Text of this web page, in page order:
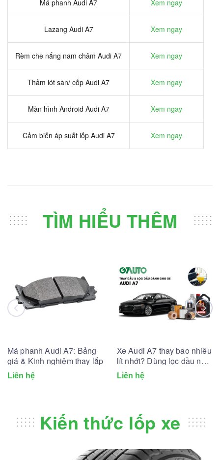
Má phanh Audi A7 Xem ngay
Lazang Audi A7 Xem ngay
Rèm che nắng nam châm Audi A7 Xem ngay
Thảm lót sàn/ cốp Audi A7 Xem ngay
Màn hình Android Audi A7 Xem ngay
Cảm biến áp suất lốp Audi A7 Xem ngay
TÌM HIỂU THÊM
Má phanh Audi A7: Bảng
giá & Kinh nghiệm thay lắp
Liên hệ
Xe Audi A7 thay bao nhiêu
lít nhớt? Dùng lọc dầu nhớt
nào?
Liên hệ
Kiến thức lốp xe